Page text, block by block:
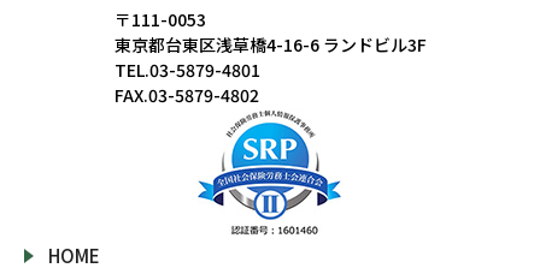
〒111-0053
東京都台東区浅草橋4-16-6 ランドビル3F
TEL.03-5879-4801
FAX.03-5879-4802
HOME